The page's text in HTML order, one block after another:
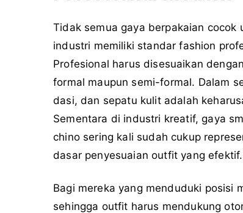
Tidak semua gaya berpakaian
industri memiliki standar fashion
Profesional harus disesuaikan
formal maupun semi-formal. Dalam
dasi, dan sepatu kulit adalah
Sementara di industri kreatif, gaya
chino sering kali sudah cukup
dasar penyesuaian outfit yang efektif.
Bagi mereka yang menduduki posisi
sehingga outfit harus mendukung